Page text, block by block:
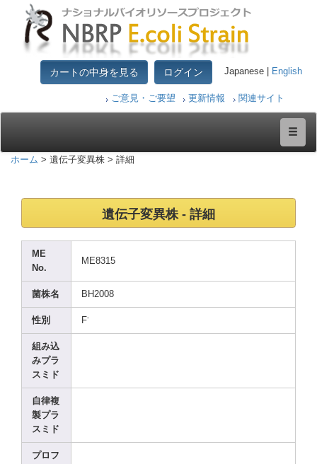
カートの中身を見る ログイン Japanese | English
ご意見・ご要望 更新情報 関連サイト
ホーム > 遺伝子変異株 > 詳細
遺伝子変異株 - 詳細
ME
No.
ME8315
菌株名 BH2008
性別 F-
組み込
みプラ
スミド
自律複
製プラ
スミド
プロフ